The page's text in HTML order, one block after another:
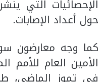
الإحصائيات التي
حول أعداد الإصابات.
كما وجه معارضون
الأمين العام للأمم